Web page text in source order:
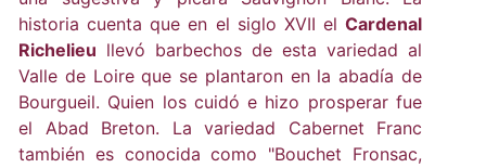
historia cuenta que en el siglo XVII el Cardenal
Richelieu llevó barbechos de esta variedad al
Valle de Loire que se plantaron en la abadía de
Bourgueil. Quien los cuidó e hizo prosperar fue
el Abad Breton. La variedad Cabernet Franc
también es conocida como "Bouchet Fronsac,